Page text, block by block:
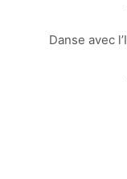
Danse avec